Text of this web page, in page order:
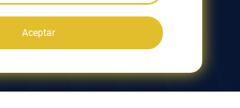
Industrial Co.,Ltd. Todos los derechos
Aceptar